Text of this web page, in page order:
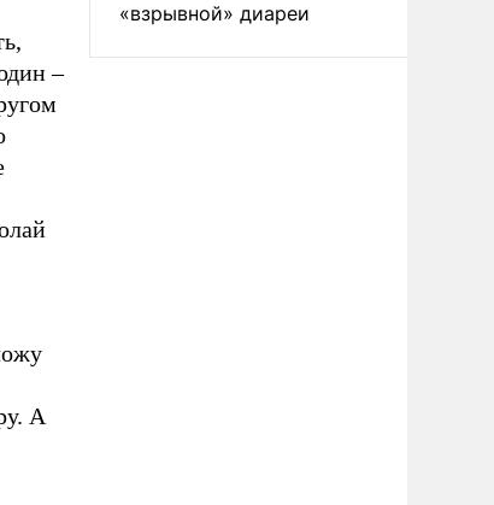
–
А
«взрывной» диареи